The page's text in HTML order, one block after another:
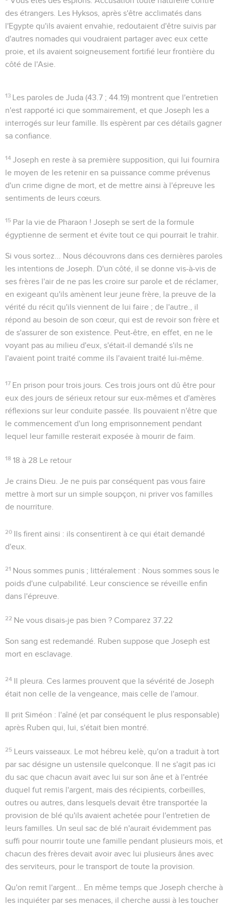
des étrangers. Les Hyksos, après s'être acclimatés dans
l'Egypte qu'ils avaient envahie, redoutaient d'être suivis par
d'autres nomades qui voudraient partager avec eux cette
proie, et ils avaient soigneusement fortifié leur frontière du
côté de l'Asie.
13 Les paroles de Juda (43.7 ; 44.19) montrent que l'entretien
n'est rapporté ici que sommairement, et que Joseph les a
interrogés sur leur famille. Ils espèrent par ces détails gagner
sa confiance.
14 Joseph en reste à sa première supposition, qui lui fournira
le moyen de les retenir en sa puissance comme prévenus
d'un crime digne de mort, et de mettre ainsi à l'épreuve les
sentiments de leurs cœurs.
15 Par la vie de Pharaon ! Joseph se sert de la formule
égyptienne de serment et évite tout ce qui pourrait le trahir.
Si vous sortez...
Nous découvrons dans ces dernières paroles
les intentions de Joseph. D'un côté, il se donne vis-à-vis de
ses frères l'air de ne pas les croire sur parole et de réclamer,
en exigeant qu'ils amènent leur jeune frère, la preuve de la
vérité du récit qu'ils viennent de lui faire ; de l'autre., il
répond au besoin de son cœur, qui est de revoir son frère et
de s'assurer de son existence. Peut-être, en effet, en ne le
voyant pas au milieu d'eux, s'était-il demandé s'ils ne
l'avaient point traité comme ils l'avaient traité lui-même.
17 En prison pour trois jours . Ces trois jours ont dû être pour
eux des jours de sérieux retour sur eux-mêmes et d'amères
réflexions sur leur conduite passée. Ils pouvaient n'être que
le commencement d'un long emprisonnement pendant
lequel leur famille resterait exposée à mourir de faim.
18 18 à 28 Le retour
Je crains Dieu . Je ne puis par conséquent pas vous faire
mettre à mort sur un simple soupçon, ni priver vos familles
de nourriture.
20 Ils firent ainsi : ils consentirent à ce qui était demandé
d'eux.
21 Nous sommes punis ; littéralement : Nous sommes sous le
poids d'une culpabilité . Leur conscience se réveille enfin
dans l'épreuve.
22 Ne vous disais-je pas bien ? Comparez37.22
Son sang est redemandé . Ruben suppose que Joseph est
mort en esclavage.
24 Il pleura . Ces larmes prouvent que la sévérité de Joseph
était non celle de la vengeance, mais celle de l'amour.
Il prit Siméon : l'aîné (et par conséquent le plus responsable)
après Ruben qui, lui, s'était bien montré.
25 Leurs vaisseaux . Le mot hébreu kelè , qu'on a traduit à tort
par sac désigne un ustensile quelconque. Il ne s'agit pas ici
du sac que chacun avait avec lui sur son âne et à l'entrée
duquel fut remis l'argent, mais des récipients, corbeilles,
outres ou autres, dans lesquels devait être transportée la
provision de blé qu'ils avaient achetée pour l'entretien de
leurs familles. Un seul sac de blé n'aurait évidemment pas
suffi pour nourrir toute une famille pendant plusieurs mois, et
chacun des frères devait avoir avec lui plusieurs ânes avec
des serviteurs, pour le transport de toute la provision.
Qu'on remit l'argent...
En même temps que Joseph cherche à
les inquiéter par ses menaces, il cherche aussi à les toucher